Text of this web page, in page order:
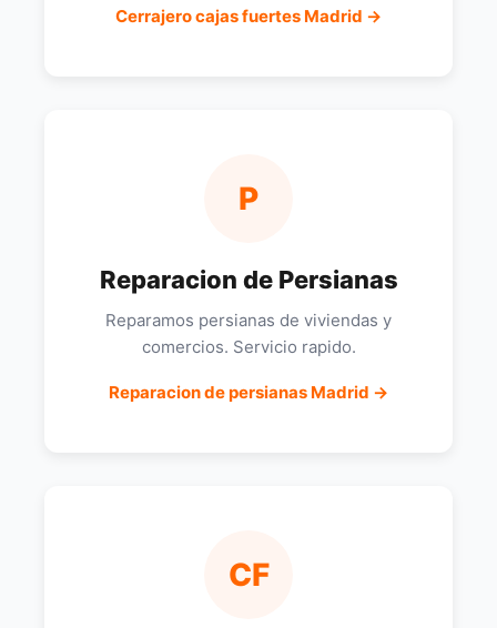
Cerrajero cajas fuertes Madrid →
P
Reparacion de Persianas
Reparamos persianas de viviendas y
comercios. Servicio rapido.
Reparacion de persianas Madrid →
CF